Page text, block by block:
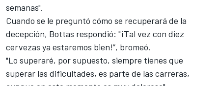
semanas".
Cuando se le preguntó cómo se recuperará de la
decepción, Bottas respondió: "¡Tal vez con diez
cervezas ya estaremos bien!”, bromeó.
"Lo superaré, por supuesto, siempre tienes que
superar las dificultades, es parte de las carreras,